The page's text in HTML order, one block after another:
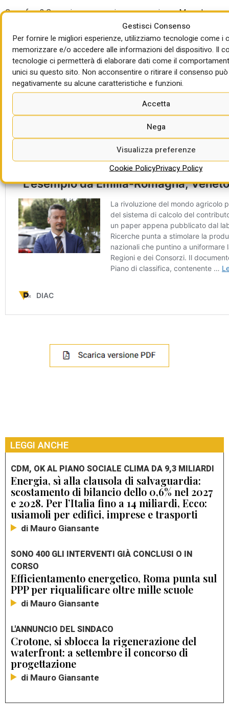
Gestisci Consenso
Per fornire le migliori esperienze, utilizziamo tecnologie come i
memorizzare e/o accedere alle informazioni del dispositivo. Il
tecnologie ci permetterà di elaborare dati come il
unici su questo sito. Non acconsentire o ritirare il consenso
negativamente su alcune caratteristiche e funzioni.
Accetta
Nega
Visualizza preferenze
Cookie PolicyPrivacy Policy
Cosa fare? Comunicare, comunicare, comunicare. Ma nel
senso di informare, non di propagandare. E poi coinvolgere
le comunità locali, attivare le istituzioni. Servono, infatti,
regolamentazioni chiare e rigide e una volontà politica netta
e trasparente. La ricetta è composita ma risolutiva.
LEGGI ANCHE
CDM, OK AL PIANO SOCIALE CLIMA DA 9,3 MILIARDI
Energia, sì alla clausola di salvaguardia:
scostamento di bilancio dello 0,6% nel 2027
e 2028. Per l’Italia fino a 14 miliardi, Ecco:
usiamoli per edifici, imprese e trasporti
di Mauro Giansante
SONO 400 GLI INTERVENTI GIÀ CONCLUSI O IN
CORSO
Efficientamento energetico, Roma punta sul
PPP per riqualificare oltre mille scuole
di Mauro Giansante
L'ANNUNCIO DEL SINDACO
Crotone, si sblocca la rigenerazione del
waterfront: a settembre il concorso di
progettazione
di Mauro Giansante